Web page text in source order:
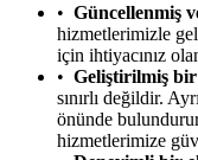
Güncellenmiş
hizmetlerimizle
için ihtiyacınız
Geliştirilmiş bir
sınırlı değildir.
önünde
hizmetlerimize